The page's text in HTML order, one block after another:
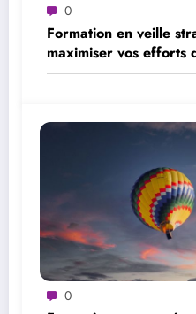
0
Formation en veille
maximiser vos efforts
d’analyse
0